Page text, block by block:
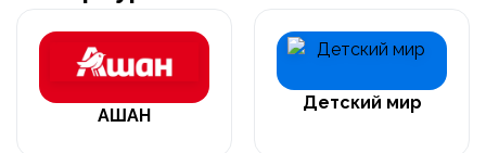
АШАН
Детский мир